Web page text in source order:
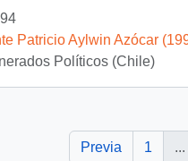
Patricio Aylwin Azócar
Políticos (Chile)
Previa 1 ...